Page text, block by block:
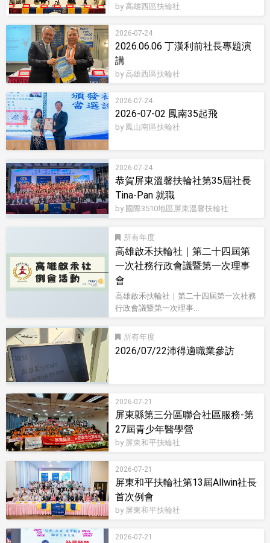
by 高雄西區扶輪社
2026-07-24
2026.06.06 丁漢利前社長專題演
講
by 高雄西區扶輪社
2026-07-24
2026-07-02 鳳南35起飛
by 鳳山南區扶輪社
2026-07-24
恭賀屏東溫馨扶輪社第35屆社長
Tina-Pan 就職
by 國際3510地區屏東溫馨扶輪社
所有
高雄啟禾扶輪社｜第二十四屆第
一次社務行政會議暨第一次理事
會
高雄啟禾扶輪社｜第二十四屆第一次社務
行政會議暨第一次理事...
所有
2026/07/22沛得適職業參訪
2026-07-21
屏東縣第三分區聯合社區服務-第
27屆青少年醫學營
by 屏東和平扶輪社
2026-07-21
屏東和平扶輪社第13屆Allwin社長
首次例會
by 屏東和平扶輪社
2026-07-21